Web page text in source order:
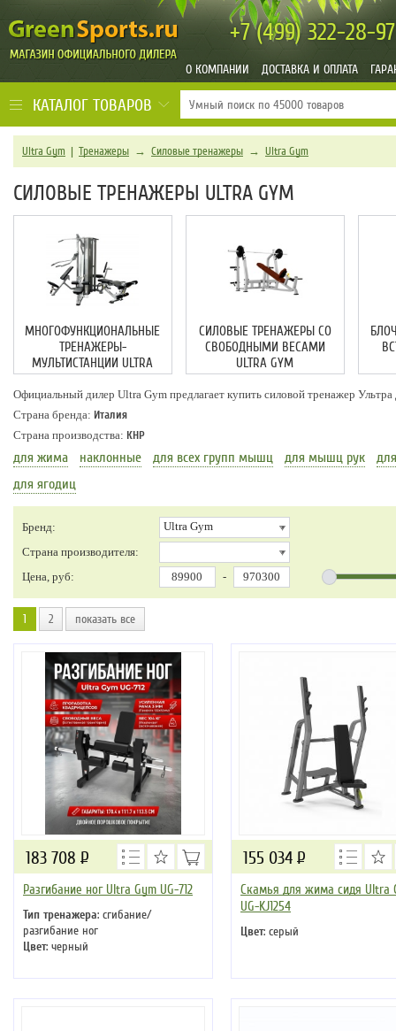
+7 (499)322-28-97
О КОМПАНИИ ДОСТАВКА И ОПЛАТА
КАТАЛОГ ТОВАРОВ
Ultra Gym | Тренажеры → Силовые тренажеры → Ultra Gym
СИЛОВЫЕ ТРЕНАЖЕРЫ ULTRA GYM
МНОГОФУНКЦИОНАЛЬНЫЕ
ТРЕНАЖЕРЫ-
МУЛЬТИСТАНЦИИ ULTRA
GYM
СИЛОВЫЕ ТРЕНАЖЕРЫ СО
СВОБОДНЫМИ ВЕСАМИ
ULTRA GYM
Официальный дилер Ultra Gym предлагает купить силовой тренажер
Страна бренда: Италия
Страна производства: КНР
для жима наклонные для всех групп мышц для мышц рук
для ягодиц
Бренд:
Ultra Gym
Страна производителя:
Цена, руб:
-
1 2 показать все
Разгибание ног Ultra Gym UG-712
Тип тренажера: сгибание/
разгибание ног
Цвет: черный
183 708 Р
Скамья для жима сидя Ultra
UG-KJ1254
Цвет: серый
155 034 Р